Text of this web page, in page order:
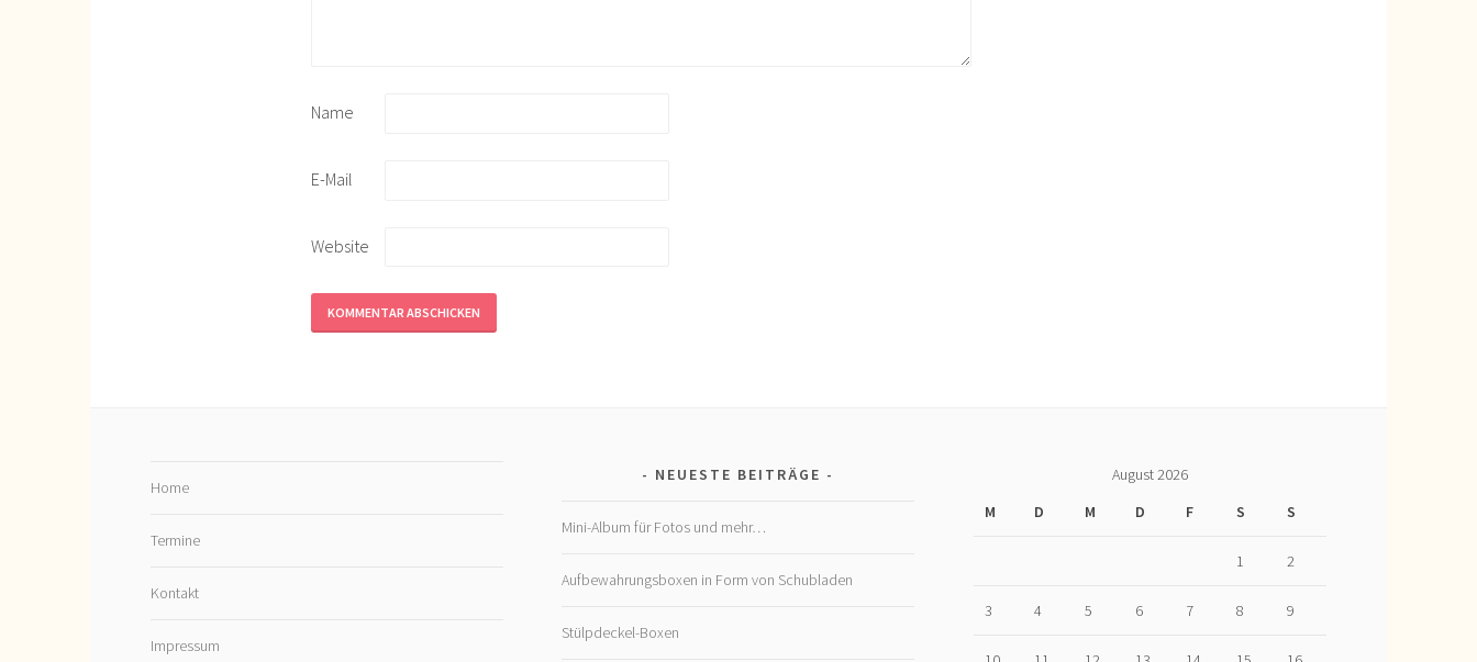
Name
E-Mail
Website
Home
Termine
Kontakt
Impressum
NEUESTE BEITRÄGE
Mini-Album für Fotos und mehr…
Aufbewahrungsboxen in Form von Schubladen
Stülpdeckel-Boxen
August 2026
M
D M D F S S
1 2
3 4 5 6 7 8 9